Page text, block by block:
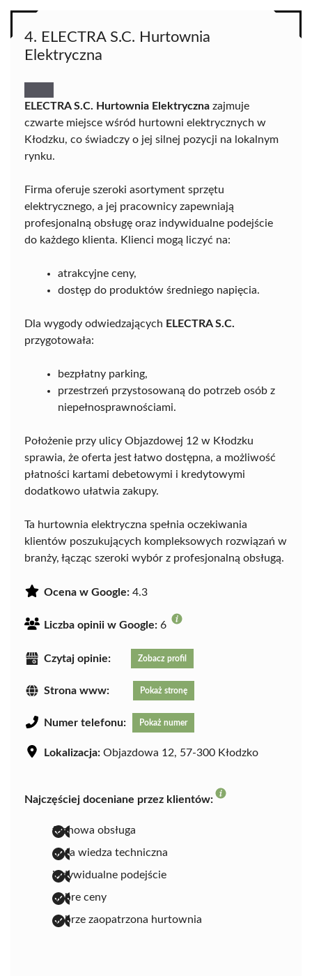
4. ELECTRA S.C. Hurtownia
Elektryczna
ELECTRA S.C. Hurtownia Elektryczna zajmuje
czwarte miejsce wśród hurtowni elektrycznych w
Kłodzku, co świadczy o jej silnej pozycji na lokalnym
rynku.
Firma oferuje szeroki asortyment sprzętu
elektrycznego, a jej pracownicy zapewniają
profesjonalną obsługę oraz indywidualne podejście
do każdego klienta. Klienci mogą liczyć na:
atrakcyjne ceny,
dostęp do produktów średniego napięcia.
Dla wygody odwiedzających ELECTRA S.C.
przygotowała:
bezpłatny parking,
przestrzeń przystosowaną do potrzeb osób z
niepełnosprawnościami.
Położenie przy ulicy Objazdowej 12 w Kłodzku
sprawia, że oferta jest łatwo dostępna, a możliwość
płatności kartami debetowymi i kredytowymi
dodatkowo ułatwia zakupy.
Ta hurtownia elektryczna spełnia oczekiwania
klientów poszukujących kompleksowych rozwiązań w
branży, łącząc szeroki wybór z profesjonalną obsługą.
Ocena w Google: 4.3
Liczba opinii w Google: 6
Czytaj opinie: Zobacz profil
Strona www: Pokaż stronę
Numer telefonu: Pokaż numer
Lokalizacja: Objazdowa 12, 57-300 Kłodzko
Najczęściej doceniane przez klientów:
fachowa obsługa
duża wiedza techniczna
indywidualne podejście
dobre ceny
dobrze zaopatrzona hurtownia